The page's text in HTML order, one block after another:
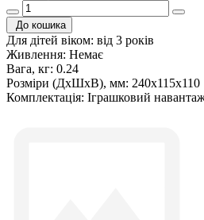
До кошика
Для дітей віком: від 3 років
Живлення: Немає
Вага, кг: 0.24
Розміри (ДxШxВ), мм: 240х115х110
Комплектація: Іграшковий